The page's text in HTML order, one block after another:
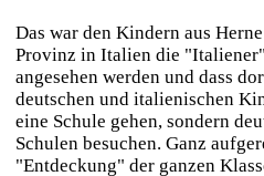
Das war den Kindern aus
Provinz in Italien die
angesehen werden und dass
deutschen und italienischen
eine Schule gehen, sondern
Schulen besuchen. Ganz
"Entdeckung" der ganzen